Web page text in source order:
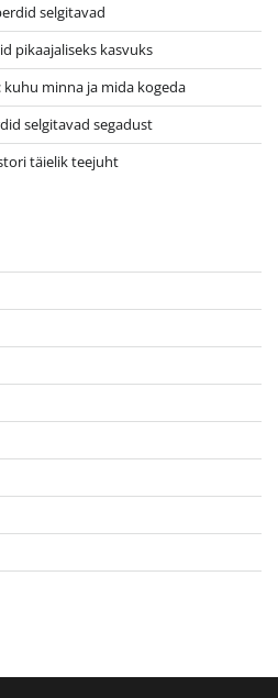
selgitavad
pikaajaliseks kasvuks
minna ja mida kogeda
selgitavad segadust
täielik teejuht